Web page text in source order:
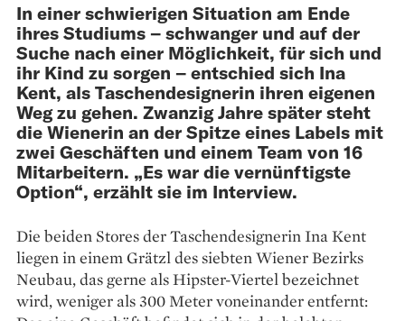
In einer schwierigen Situation am Ende
ihres Studiums – schwanger und auf der
Suche nach einer Möglichkeit, für sich und
ihr Kind zu sorgen – entschied sich Ina
Kent, als Taschendesignerin ihren eigenen
Weg zu gehen. Zwanzig Jahre später steht
die Wienerin an der Spitze eines Labels mit
zwei Geschäften und einem Team von 16
Mitarbeitern. „Es war die vernünftigste
Option“, erzählt sie im Interview.
Die beiden Stores der Taschendesignerin Ina Kent
liegen in einem Grätzl des siebten Wiener Bezirks
Neubau, das gerne als Hipster-Viertel bezeichnet
wird, weniger als 300 Meter voneinander entfernt: